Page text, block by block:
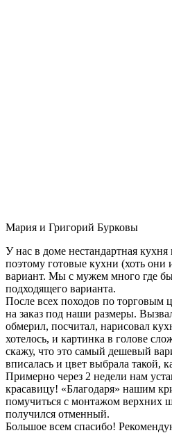
Мария и Григорий Бурковы
У нас в доме нестандартная кухня
поэтому готовые кухни (хоть
вариант. Мы с мужем много где
подходящего варианта.
После всех походов по торговым
на заказ под наши размеры.
обмерил, посчитал, нарисовал
хотелось, и картинка в голове
скажу, что это самый дешевый
вписалась и цвет выбрала такой,
Примерно через 2 недели нам
красавицу! «Благодаря» нашим
помучиться с монтажом верхних
получился отменный.
Большое всем спасибо!